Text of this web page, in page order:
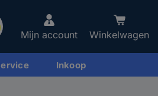
Mijn account Winkelwagen
Inkoop